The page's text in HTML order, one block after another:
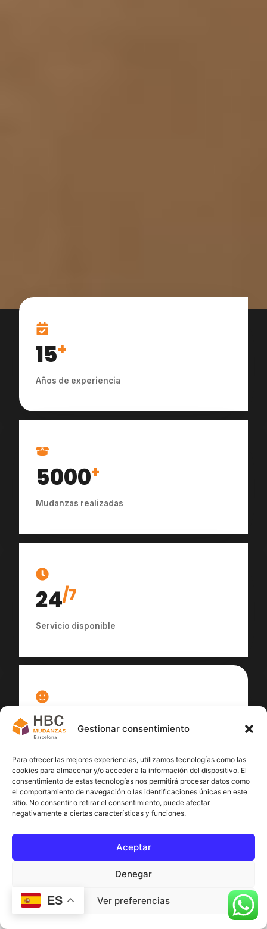
Gestionar consentimiento
Para ofrecer las mejores experiencias, utilizamos tecnologías como las
cookies para almacenar y/o acceder a la información del dispositivo. El
consentimiento de estas tecnologías nos permitirá procesar datos como
el comportamiento de navegación o las identificaciones únicas en este
sitio. No consentir o retirar el consentimiento, puede afectar
negativamente a ciertas características y funciones.
Aceptar
Denegar
Ver preferencias
15+
Años de experiencia
5000+
Mudanzas realizadas
24/7
Servicio disponible
100
ES